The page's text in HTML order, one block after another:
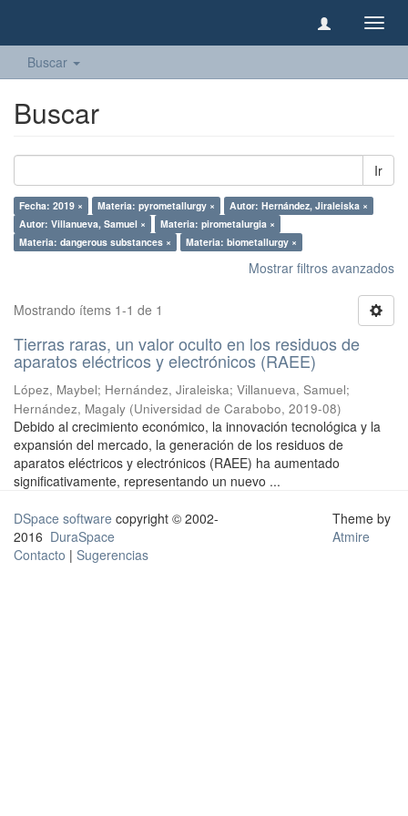
Buscar
Buscar
Ir
Fecha: 2019 × Materia: pyrometallurgy ×
Autor: Hernández, Jiraleiska ×
Autor: Villanueva, Samuel ×
Materia: pirometalurgia ×
Materia: dangerous substances ×
Materia: biometallurgy ×
Mostrar filtros avanzados
Mostrando ítems 1-1 de 1
Tierras raras, un valor oculto en los residuos de
aparatos eléctricos y electrónicos (RAEE)
López, Maybel; Hernández, Jiraleiska; Villanueva, Samuel;
Hernández, Magaly (Universidad de Carabobo, 2019-08)
Debido al crecimiento económico, la innovación tecnológica y la
expansión del mercado, la generación de los residuos de
aparatos eléctricos y electrónicos (RAEE) ha aumentado
significativamente, representando un nuevo ...
DSpace software copyright © 2002-
2016 DuraSpace
Contacto | Sugerencias
Theme by
Atmire